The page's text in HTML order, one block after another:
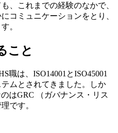
、これまでの経験のなかで、
コミュニケーションをとり、
。
こと
職は、ISO14001とISO45001
ムとされてきました。しか
はGRC （ガバナンス・リス
です。